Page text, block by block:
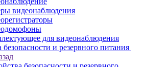
видеонаблюдения
для видеонаблюдения
безопасности и резервного питания